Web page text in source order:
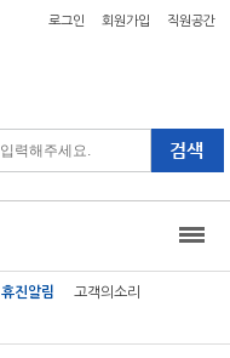
로그인 회원가입 직원공간
휴진알림 고객의소리